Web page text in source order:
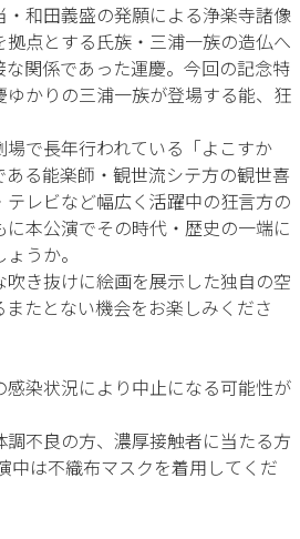
和田義盛の発願による浄楽寺諸像
点とする氏族・三浦一族の造仏へ
関係であった運慶。今回の記念特
かりの三浦一族が登場する能、狂
で長年行われている「よこすか
る能楽師・観世流シテ方の観世喜
レビなど幅広く活躍中の狂言方の
本公演でその時代・歴史の一端に
うか。
き抜けに絵画を展示した独自の空
たとない機会をお楽しみくださ
染状況により中止になる可能性が
不良の方、濃厚接触者に当たる方
中は不織布マスクを着用してくだ